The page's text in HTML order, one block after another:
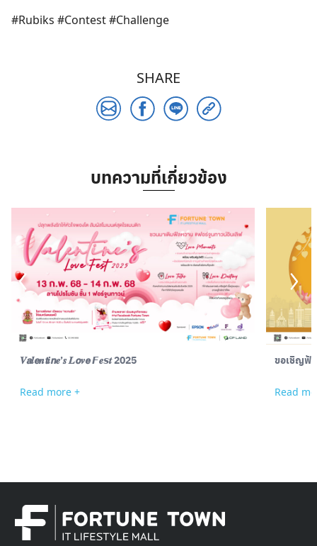
#Rubiks #Contest #Challenge
SHARE
บทความที่เกี่ยวข้อง
𝑽𝙖𝒍𝙚𝒏𝙩𝒊𝙣𝒆’𝒔 𝑳𝙤𝒗𝙚 𝙁𝒆𝙨𝒕 2025
Read more +
ขอเชิญฟั
Read